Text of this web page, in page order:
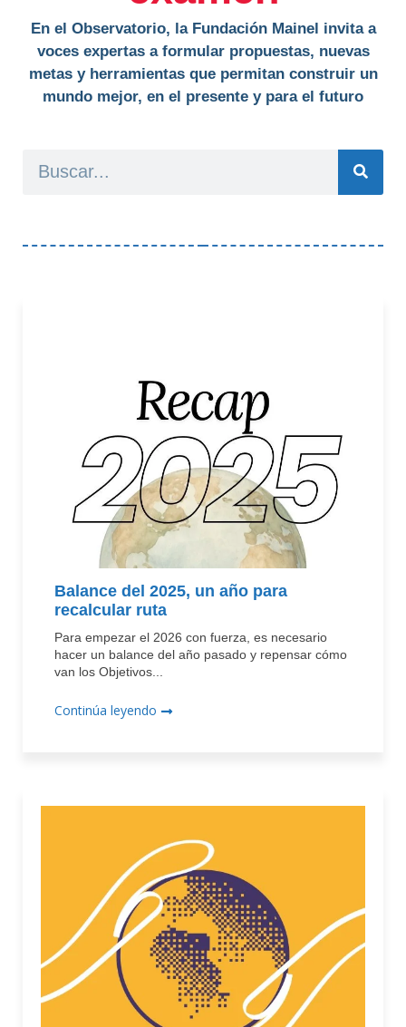
En el Observatorio, la Fundación Mainel invita a
voces expertas a formular propuestas, nuevas
metas y herramientas que permitan construir un
mundo mejor, en el presente y para el futuro
Balance del 2025, un año para
recalcular ruta
Para empezar el 2026 con fuerza, es necesario
hacer un balance del año pasado y repensar cómo
van los Objetivos...
Continúa leyendo